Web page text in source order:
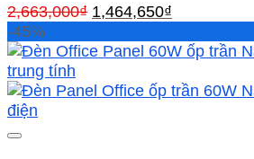
2,663,000₫ Giá
là:
1,464,650₫
tại
-45%